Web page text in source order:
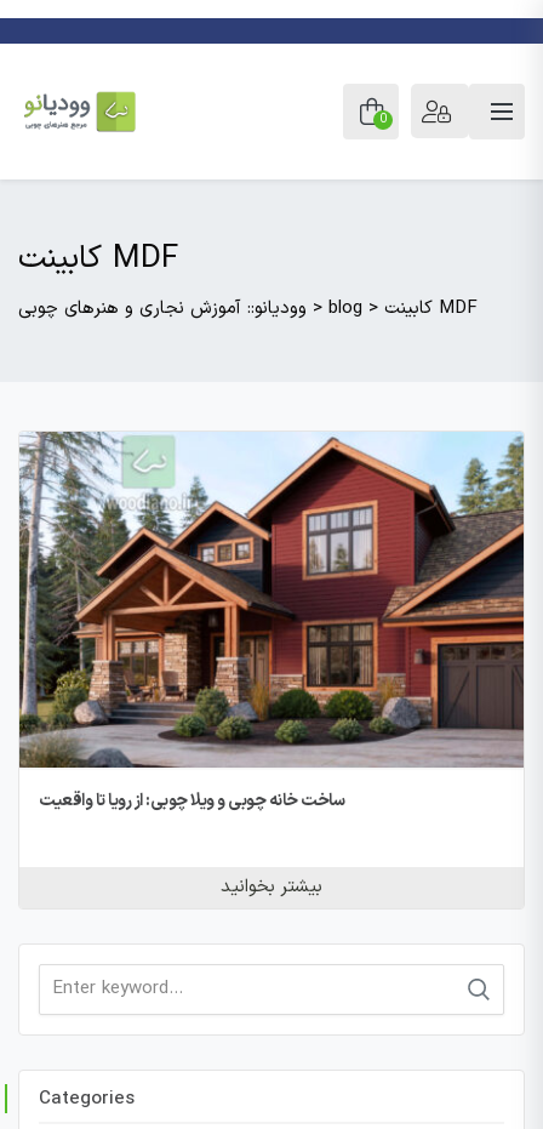
0
کابینت MDF
وودیانو:: آموزش نجاری و هنرهای چوبی > blog > کابینت MDF
ساخت خانه چوبی و ویلا چوبی: از رویا تا واقعیت
بیشتر بخوانید
Search
Categories